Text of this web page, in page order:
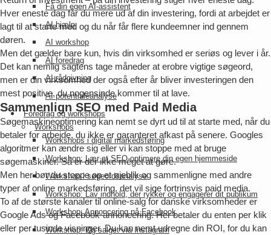
Få din egen AI-assistent
AI hjælp
AI workshop
AI foredrag
AI rådgivning
AI potentialeanalyse
Foredrag og workshops
Workshops
Workshops i digital markedsføring
Workshop: Lær at SEO-optimere din egen hjemmeside
Workshop i søgeordsanalyse
Workshop: Lav indhold, der rykker og engagerer dit publikum
Workshop: Annoncering på Facebook
Workshop: Øg salget via Instagram
Hver eneste dag får du mere ud af din investering, fordi at arbejdet er
lagt til at starte med og du når får flere kundeemner ind gennem
døren.
Men det gælder bare kun, hvis din virksomhed er seriøs og lever i år.
Det kan nemlig sagtens tage måneder at erobre vigtige søgeord,
men er din virksomhed der også efter år bliver investeringen den
mest positive, du nogensinde kommer til at lave.
Sammenlign SEO med Paid Media
Søgemaskineoptimering kan nemt se dyrt ud til at starte med, når du
betaler for arbejde, du ikke er garanteret afkast på senere. Googles
algoritmer kan ændre sig eller vi kan stoppe med at bruge
søgemaskiner. Så er der ikke meget at gøre.
Men her bør du stoppe op et øjeblik og sammenligne med andre
typer af online markedsføring, det vil sige fortrinsvis paid media.
To af de største kanaler til online-salg for danske virksomheder er
Google Ads og Facebook-annoncering. Her betaler du enten per klik
eller per tusinde visninger. Du kan nemt udregne din ROI, for du kan